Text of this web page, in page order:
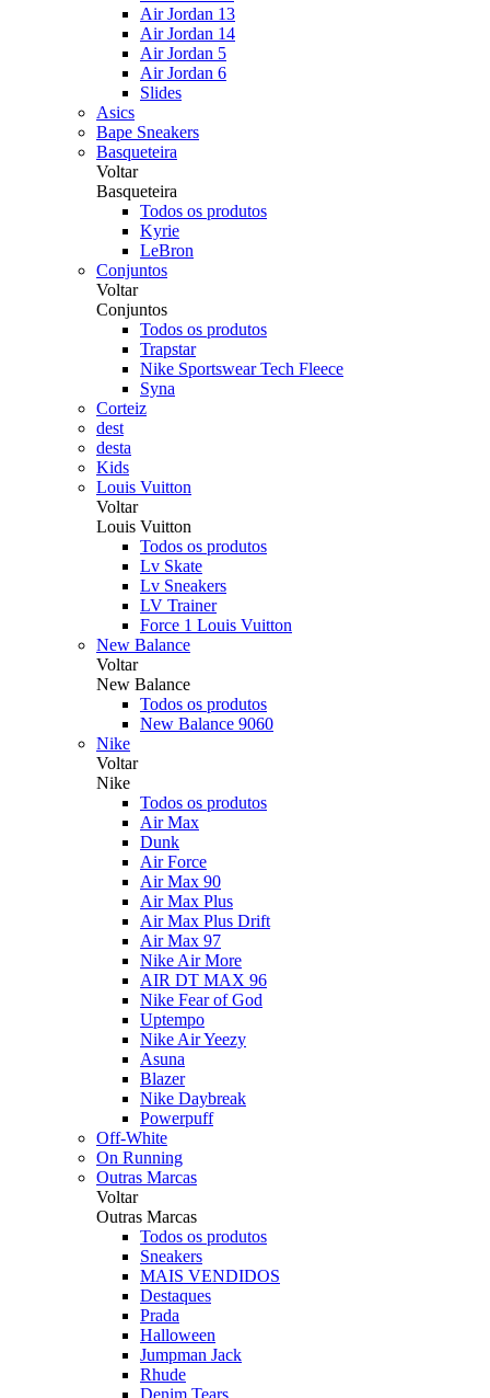
Air Jordan 13
Air Jordan 14
Air Jordan 5
Air Jordan 6
Slides
Asics
Bape Sneakers
Basqueteira
Voltar
Basqueteira
Todos os produtos
Kyrie
LeBron
Conjuntos
Voltar
Conjuntos
Todos os produtos
Trapstar
Nike Sportswear Tech Fleece
Syna
Corteiz
dest
desta
Kids
Louis Vuitton
Voltar
Louis Vuitton
Todos os produtos
Lv Skate
Lv Sneakers
LV Trainer
Force 1 Louis Vuitton
New Balance
Voltar
New Balance
Todos os produtos
New Balance 9060
Nike
Voltar
Nike
Todos os produtos
Air Max
Dunk
Air Force
Air Max 90
Air Max Plus
Air Max Plus Drift
Air Max 97
Nike Air More
AIR DT MAX 96
Nike Fear of God
Uptempo
Nike Air Yeezy
Asuna
Blazer
Nike Daybreak
Powerpuff
Off-White
On Running
Outras Marcas
Voltar
Outras Marcas
Todos os produtos
Sneakers
MAIS VENDIDOS
Destaques
Prada
Halloween
Jumpman Jack
Rhude
Denim Tears